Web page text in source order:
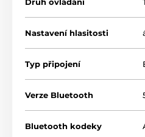
aplikácii Moondrop APP
zvukových profilov podľa
Vyvážený zvuk, ktorý
Prispôsobiteľné ladenie v
Nastavení hlasitosti
Typ připojení
Verze Bluetooth
Bluetooth kodeky